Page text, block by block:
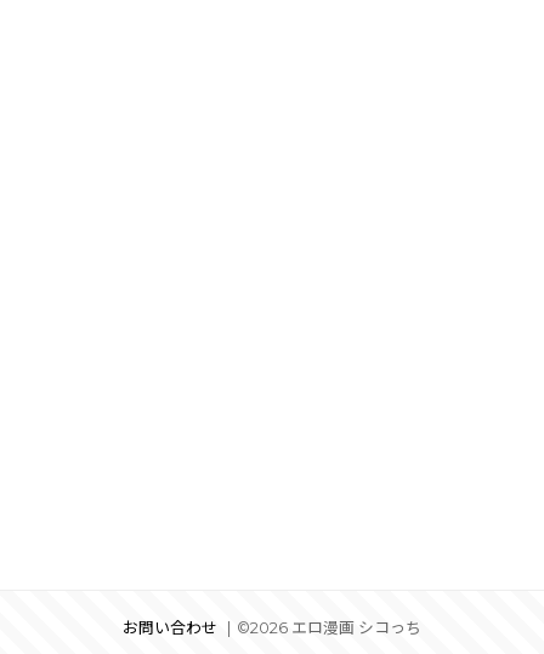
お問い合わせ ©2026 エロ漫画 シコっち